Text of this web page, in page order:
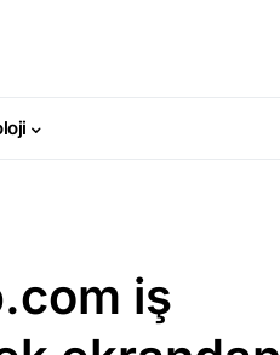
iş